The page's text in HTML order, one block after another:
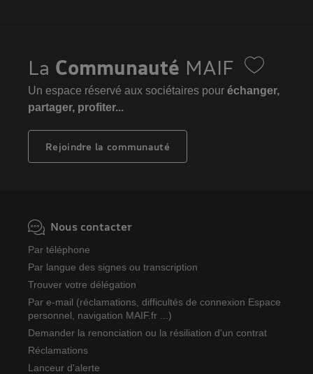
La Communauté MAIF
Un espace réservé aux sociétaires pour échanger,
partager, profiter...
Rejoindre la communauté
Nous contacter
Par téléphone
Par langue des signes ou transcription
Trouver votre délégation
Par e-mail (réclamations, difficultés de connexion Espace
personnel, navigation MAIF.fr ...)
Demander la renonciation ou la résiliation d'un contrat
Réclamations
Lanceur d'alerte